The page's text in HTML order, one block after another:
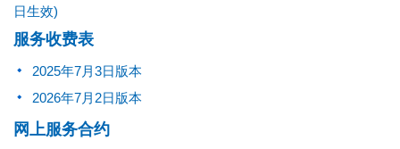
日生效)
服务收费表
2025年7月3日版本
2026年7月2日版本
网上服务合约